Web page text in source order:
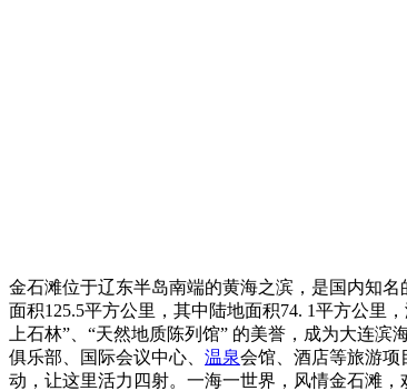
金石滩位于辽东半岛南端的黄海之滨，是国内知
面积125.5平方公里，其中陆地面积74. 1平方公里
上石林”、“天然地质陈列馆” 的美誉，成为大连
俱乐部、国际会议中心、 温泉会馆、酒店等旅游项
动，让这里活力四射。一海一世界，风情金石滩，